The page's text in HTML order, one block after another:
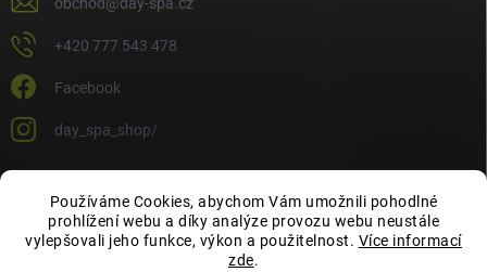
Používáme Cookies, abychom Vám umožnili pohodlné
prohlížení webu a díky analýze provozu webu neustále
vylepšovali jeho funkce, výkon a použitelnost. Více informací
zde.
+420 777 543 478
Facebook
day_spa_shop/
OCHRANA OSOBNÍCH ÚDAJŮ